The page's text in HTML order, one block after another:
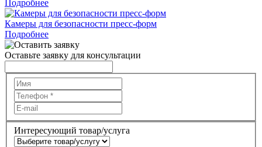
Подробнее
Камеры для безопасности пресс-форм
Подробнее
Оставьте заявку для консультации
Интересующий товар/услуга